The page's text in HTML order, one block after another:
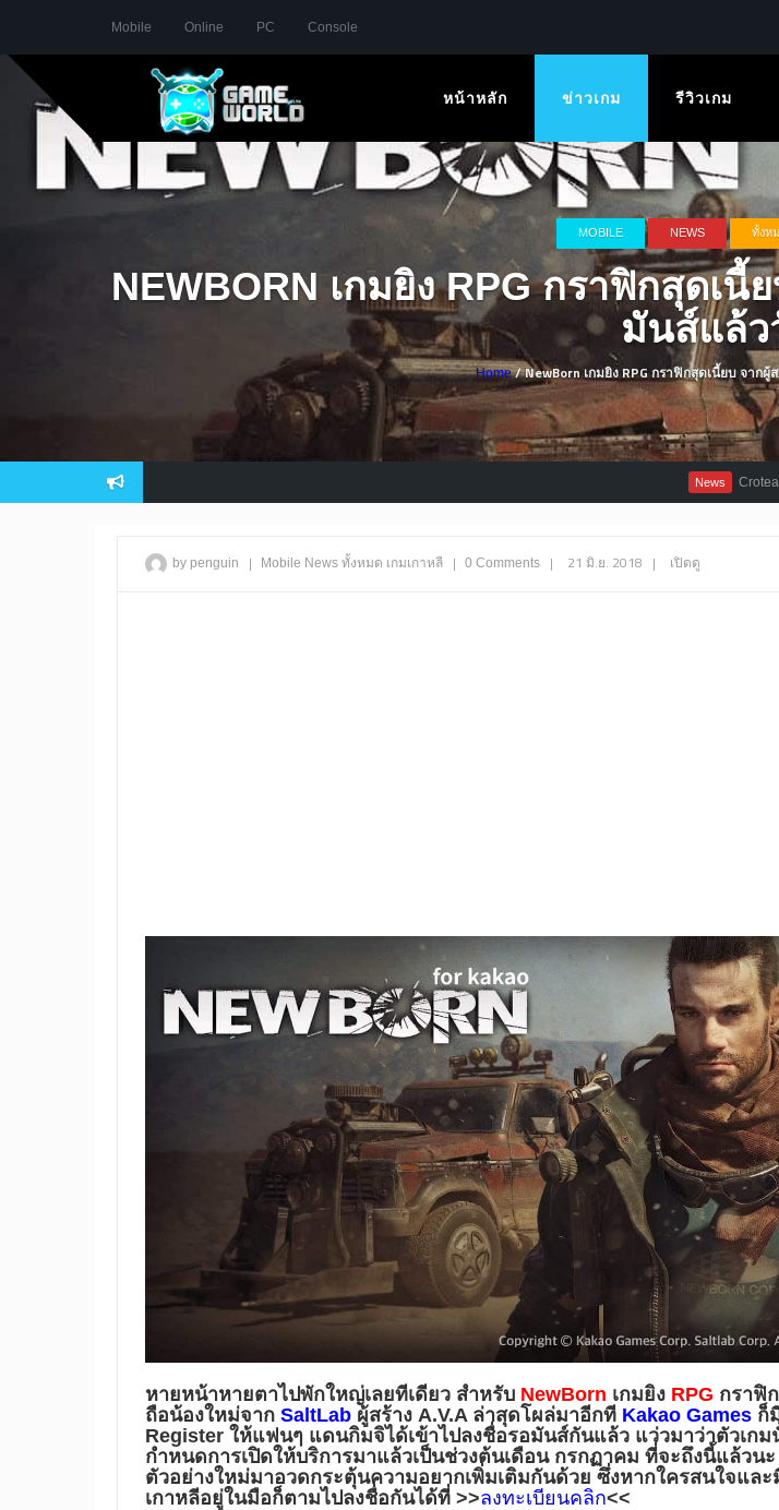
Mobile Online PC Console
หน้าหลัก ข่าวเกม รีวิวเกม
MOBILE NEWS ทั้งห
NEWBORN เกมยิง RPG กราฟิกสุดเนี้
มันส์แล้
Home/ NewBorn เกมยิง RPG กราฟิกสุดเนี้ยบ จากผู้
Croteam เปิดตั
by penguin | Mobile News ทั้งหมด เกมเกาหลี | 0 Comments | 21 มิ.ย. 2018 | เปิดดู
หายหน้าหายตาไปพักใหญ่เลยทีเดียว สำหรับ NewBorn เกมยิง RPG กราฟิ
ถือน้องใหม่จาก SaltLab ผู้สร้าง A.V.A ล่าสุดโผล่มาอีกที Kakao Games ก็
Register ให้แฟนๆ แดนกิมจิได้เข้าไปลงชื่อรอมันส์กันแล้ว แว่วมาว่าตัวเกม
กำหนดการเปิดให้บริการมาแล้วเป็นช่วงต้นเดือน กรกฏาคม ที่จะถึงนี้แล้วน
ตัวอย่างใหม่มาอวดกระตุ้นความอยากเพิ่มเติมกันด้วย ซึ่งหากใครสนใจและ
เกาหลีอยู่ในมือก็ตามไปลงชื่อกันได้ที่ >>ลงทะเบียนคลิก<<